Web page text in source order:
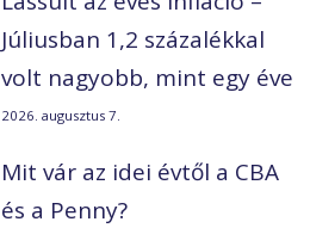
Júliusban 1,2 százalékkal
volt nagyobb, mint egy éve
2026. augusztus 7.
Mit vár az idei évtől a CBA
és a Penny?